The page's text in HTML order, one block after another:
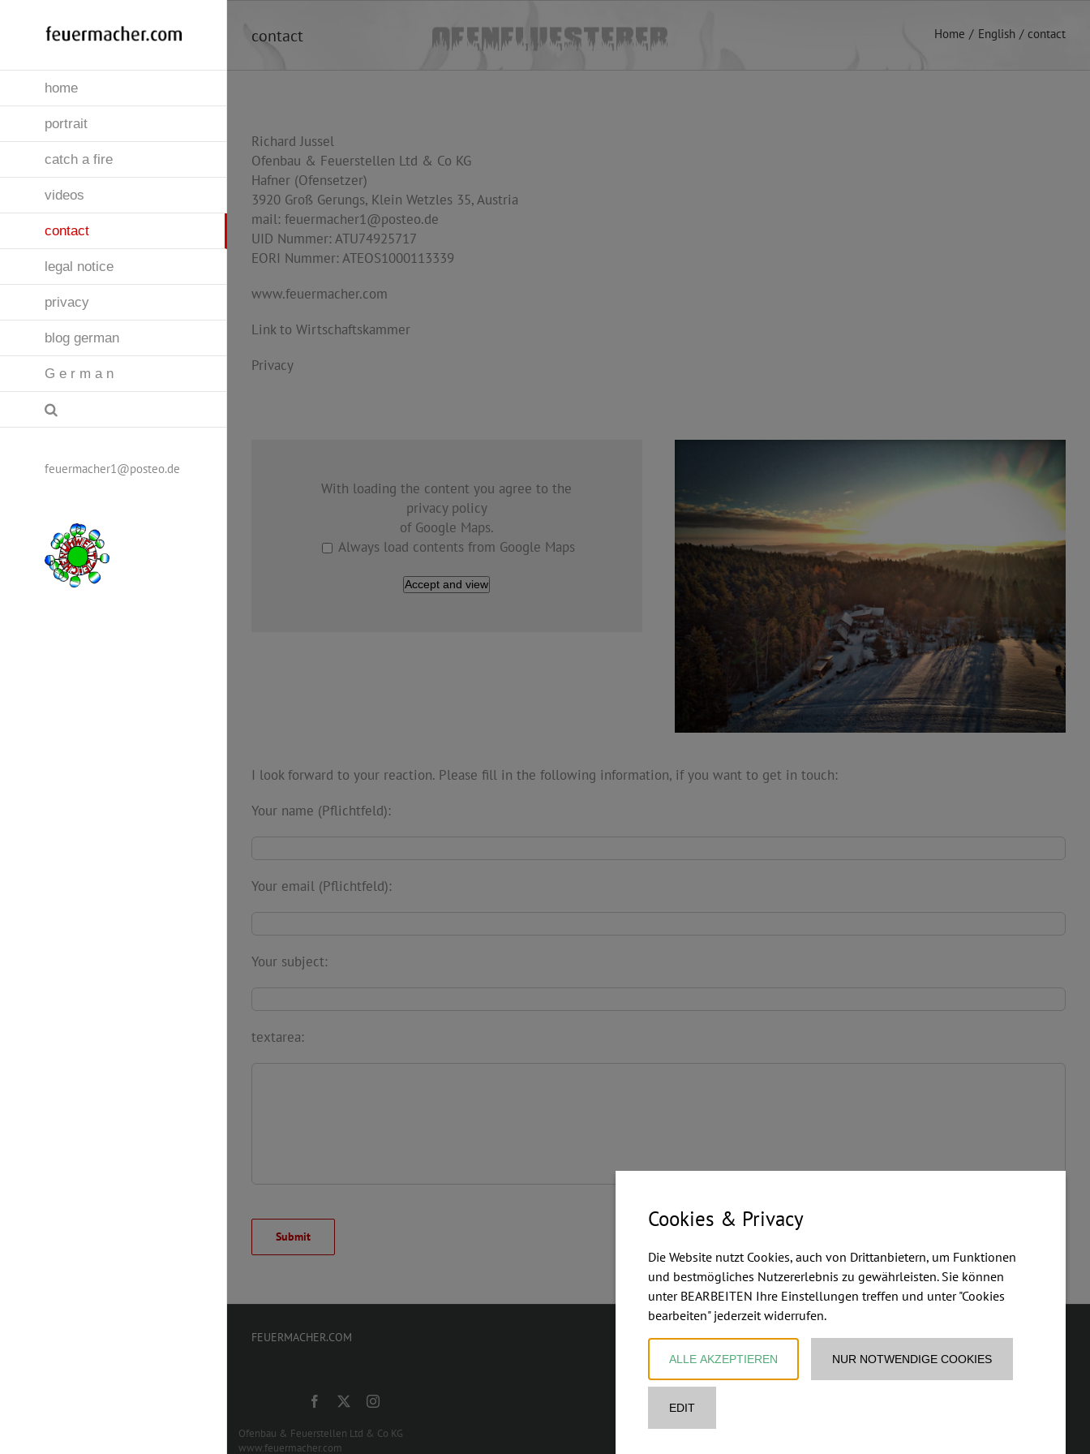
home
portrait
catch a fire
videos
contact
legal notice
privacy
blog german
G e r m a n
feuermacher1@posteo.de
contact Home English contact
Richard Jussel
Ofenbau & Feuerstellen Ltd & Co KG
Hafner (Ofensetzer)
3920 Groß Gerungs, Klein Wetzles 35, Austria
mail: feuermacher1@posteo.de
UID Nummer: ATU74925717
EORI Nummer: ATEOS1000113339
www.feuermacher.com
Link to Wirtschaftskammer
Privacy
With loading the content you agree to the
privacy policy
of Google Maps.
Always load contents from Google Maps
Accept and view
I look forward to your reaction. Please fill in the following information, if you want to get in touch:
Your name (Pflichtfeld):
Your email (Pflichtfeld):
Your subject:
textarea:
lasse
dieses
FEUERMACHER.COM
Ofenbau & Feuerstellen Ltd & Co KG
www.feuermacher.com
Cookies & Privacy
Die Website nutzt Cookies, auch von Drittanbietern, um Funktionen
und bestmögliches Nutzererlebnis zu gewährleisten. Sie können
unter BEARBEITEN Ihre Einstellungen treffen und unter "Cookies
bearbeiten" jederzeit widerrufen.
ALLE AKZEPTIEREN NUR NOTWENDIGE COOKIES
EDIT